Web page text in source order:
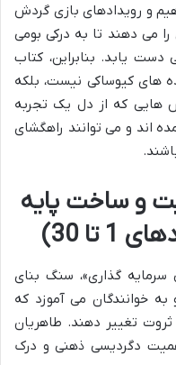
و رویدادهای بازی گردش
می دهند تا به درکی بومی
دست یابد. بنابراین، کتاب
های کیوساکی نیست، بلکه
هایی که از دل یک تجربه
اند و می توانند راهگشای
و ساخت پایه
30)
شگرد طلایی سرمایه گذاری»، سنگ بنای
خوانندگان می آموزد که
تغییر دهند. طاهریان
دگردیسی ذهنی و درک